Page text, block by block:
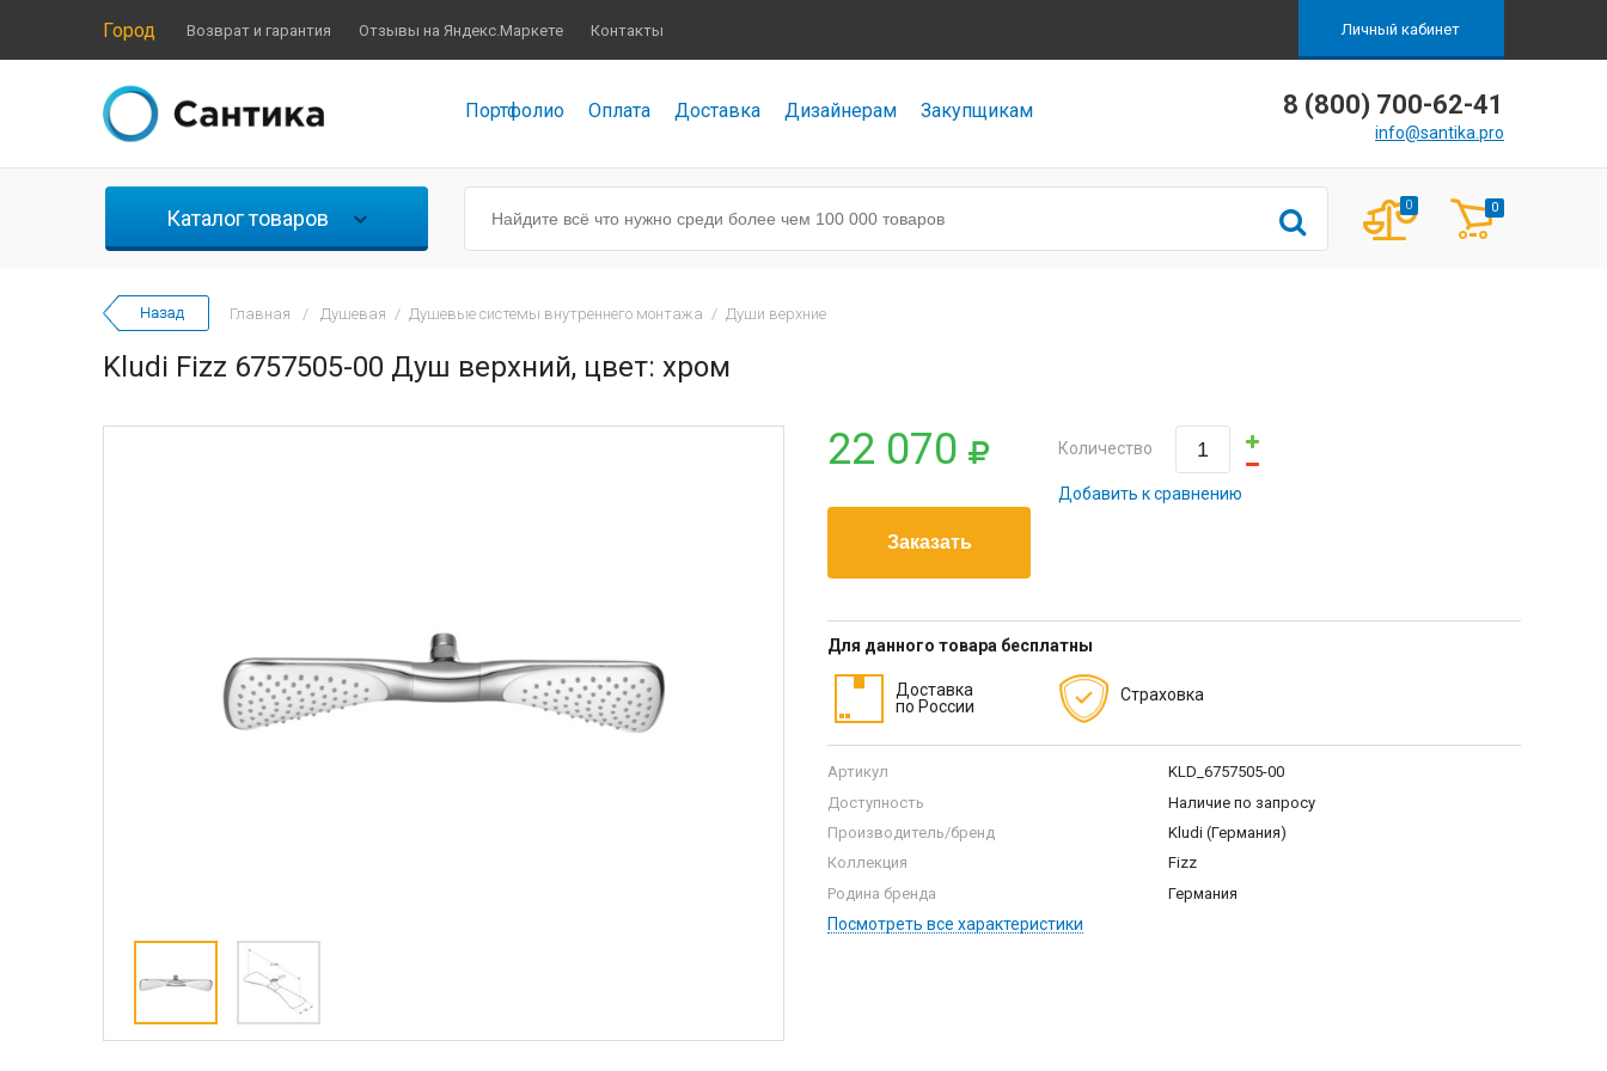
Город Возврат и гарантия Отзывы на Яндекс.Маркете Контакты Личный кабинет
Портфолио Оплата Доставка Дизайнерам Закупщикам 8 (800) 700-62-41
info@santika.pro
Каталог товаров
0 0
Главная / Душевая / Душевые системы внутреннего монтажа / Души верхние
Kludi Fizz 6757505-00 Душ верхний, цвет: хром
22 070 Количество
Добавить к сравнению
Для данного товара бесплатны
Доставка
по России
Страховка
Артикул
KLD_6757505-00
Доступность
Наличие по запросу
Производитель/бренд
Kludi (Германия)
Коллекция
Fizz
Родина бренда
Германия
Посмотреть все характеристики